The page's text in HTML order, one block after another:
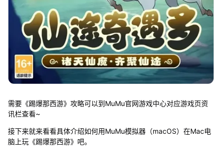
需要《踢爆那西游》攻略可以到MuMu官网游戏中心对应游戏页资
讯栏查看~
接下来就来看看具体介绍如何用MuMu模拟器（macOS）在Mac电
脑上玩《踢爆那西游》吧。